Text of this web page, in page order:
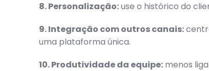
8. Personalização:use o histórico do
9. Integração com outros canais:
uma plataforma única.
10. Produtividade da equipe: menos